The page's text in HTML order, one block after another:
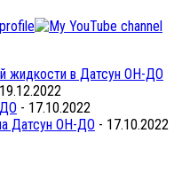
жидкости в Датсун ОН-ДО
ДО - 17.10.2022
Датсун ОН-ДО - 17.10.2022